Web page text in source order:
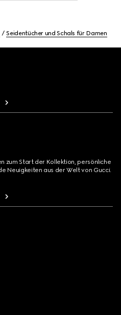
Seidentücher und Schals für Damen
zum Start der Kollektion, persönliche
Neuigkeiten aus der Welt von Gucci.